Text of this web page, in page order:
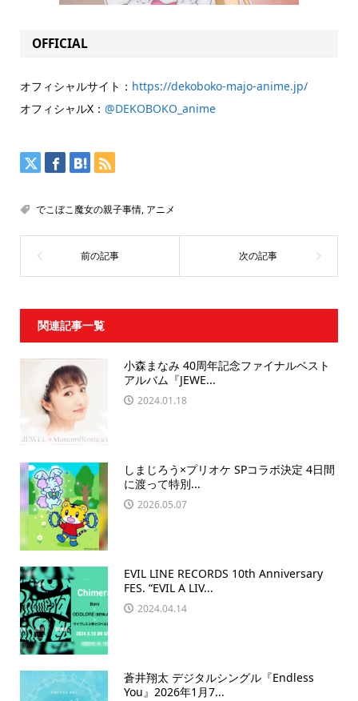
OFFICIAL
オフィシャルサイト： https://dekoboko-majo-anime.jp/
オフィシャルX： @DEKOBOKO_anime
でこぼこ魔女の親子事情, アニメ
関連記事一覧
小森まなみ 40周年記念ファイナルベスト
アルバム『JEWE...
2024.01.18
しまじろう×プリオケ SPコラボ決定 4日間
に渡って特別...
2026.05.07
EVIL LINE RECORDS 10th Anniversary
FES. “EVIL A LIV...
2024.04.14
蒼井翔太 デジタルシングル『Endless
You』2026年1月7...